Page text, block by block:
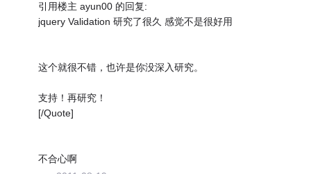
引用楼主 ayun00 的回复:
jquery Validation 研究了很久 感觉不是很好用
这个就很不错，也许是你没深入研究。
支持！再研究！
[/Quote]
不合心啊